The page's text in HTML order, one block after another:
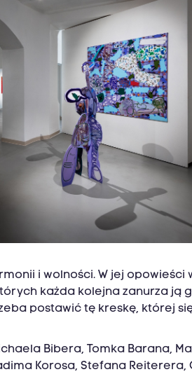
i wolności. W jej
każda kolejna zanurza ją
postawić tę kreskę, której
Bibera, Tomka Barana,
Korosa, Stefana